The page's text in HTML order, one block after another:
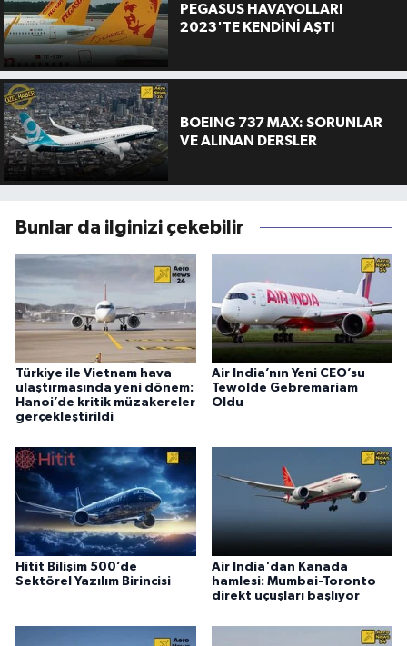
PEGASUS HAVAYOLLARI
2023'TE KENDİNİ AŞTI
BOEING 737 MAX: SORUNLAR
VE ALINAN DERSLER
Bunlar da ilginizi çekebilir
Türkiye ile Vietnam hava
ulaştırmasında yeni dönem:
Hanoi’de kritik müzakereler
gerçekleştirildi
Air India’nın Yeni CEO’su
Tewolde Gebremariam
Oldu
Hitit Bilişim 500’de
Sektörel Yazılım Birincisi
Air India'dan Kanada
hamlesi: Mumbai-Toronto
direkt uçuşları başlıyor